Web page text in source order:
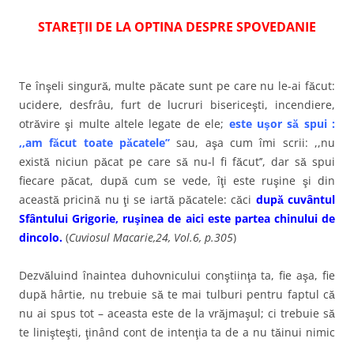
STAREŢII DE LA OPTINA DESPRE SPOVEDANIE
Te înşeli singură, multe păcate sunt pe care nu le-ai făcut:
ucidere, desfrâu, furt de lucruri bisericeşti, incendiere,
otrăvire şi multe altele legate de ele; este uşor să spui :
,,am făcut toate păcatele’’ sau, aşa cum îmi scrii: ,,nu
există niciun păcat pe care să nu-l fi făcut’’, dar să spui
fiecare păcat, după cum se vede, îţi este ruşine şi din
această pricină nu ţi se iartă păcatele: căci după cuvântul
Sfântului Grigorie, ruşinea de aici este partea chinului de
dincolo. (Cuviosul Macarie,24, Vol.6, p.305)
Dezvăluind înaintea duhovnicului conştiinţa ta, fie aşa, fie
după hârtie, nu trebuie să te mai tulburi pentru faptul că
nu ai spus tot – aceasta este de la vrăjmaşul; ci trebuie să
te linişteşti, ţinând cont de intenţia ta de a nu tăinui nimic